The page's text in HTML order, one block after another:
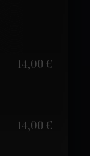
14,00 €
14,00 €